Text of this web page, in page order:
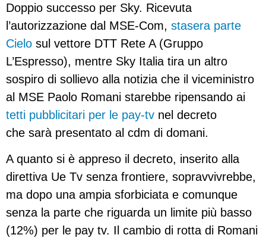
Doppio successo per Sky. Ricevuta
l’autorizzazione dal MSE-Com, stasera parte
Cielo sul vettore DTT Rete A (Gruppo
L’Espresso), mentre Sky Italia tira un altro
sospiro di sollievo alla notizia che il viceministro
al MSE Paolo Romani starebbe ripensando ai
tetti pubblicitari per le pay-tv nel decreto
che sarà presentato al cdm di domani.
A quanto si è appreso il decreto, inserito alla
direttiva Ue Tv senza frontiere, sopravvivrebbe,
ma dopo una ampia sforbiciata e comunque
senza la parte che riguarda un limite più basso
(12%) per le pay tv. Il cambio di rotta di Romani